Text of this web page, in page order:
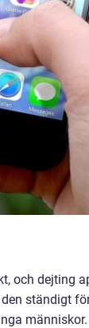
och dejting
ständigt